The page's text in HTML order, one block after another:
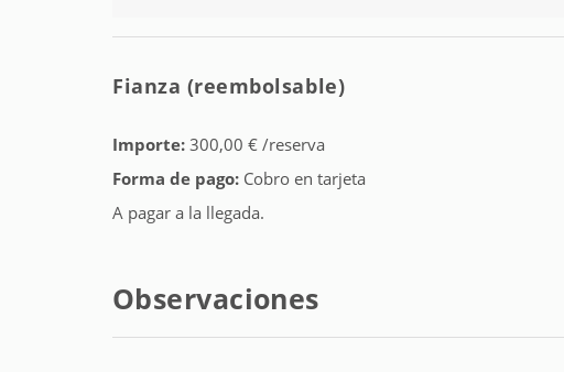
Fianza (reembolsable)
Importe: 300,00 € /reserva
Forma de pago: Cobro en tarjeta
A pagar a la llegada.
Observaciones